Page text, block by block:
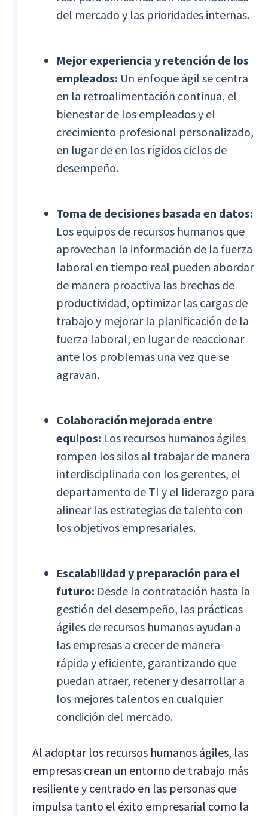
del mercado y las prioridades internas.
Mejor experiencia y retención de los
empleados: Un enfoque ágil se centra
en la retroalimentación continua, el
bienestar de los empleados y el
crecimiento profesional personalizado,
en lugar de en los rígidos ciclos de
desempeño.
Toma de decisiones basada en datos:
Los equipos de recursos humanos que
aprovechan la información de la fuerza
laboral en tiempo real pueden abordar
de manera proactiva las brechas de
productividad, optimizar las cargas de
trabajo y mejorar la planificación de la
fuerza laboral, en lugar de reaccionar
ante los problemas una vez que se
agravan.
Colaboración mejorada entre
equipos: Los recursos humanos ágiles
rompen los silos al trabajar de manera
interdisciplinaria con los gerentes, el
departamento de TI y el liderazgo para
alinear las estrategias de talento con
los objetivos empresariales.
Escalabilidad y preparación para el
futuro: Desde la contratación hasta la
gestión del desempeño, las prácticas
ágiles de recursos humanos ayudan a
las empresas a crecer de manera
rápida y eficiente, garantizando que
puedan atraer, retener y desarrollar a
los mejores talentos en cualquier
condición del mercado.
Al adoptar los recursos humanos ágiles, las
empresas crean un entorno de trabajo más
resiliente y centrado en las personas que
impulsa tanto el éxito empresarial como la